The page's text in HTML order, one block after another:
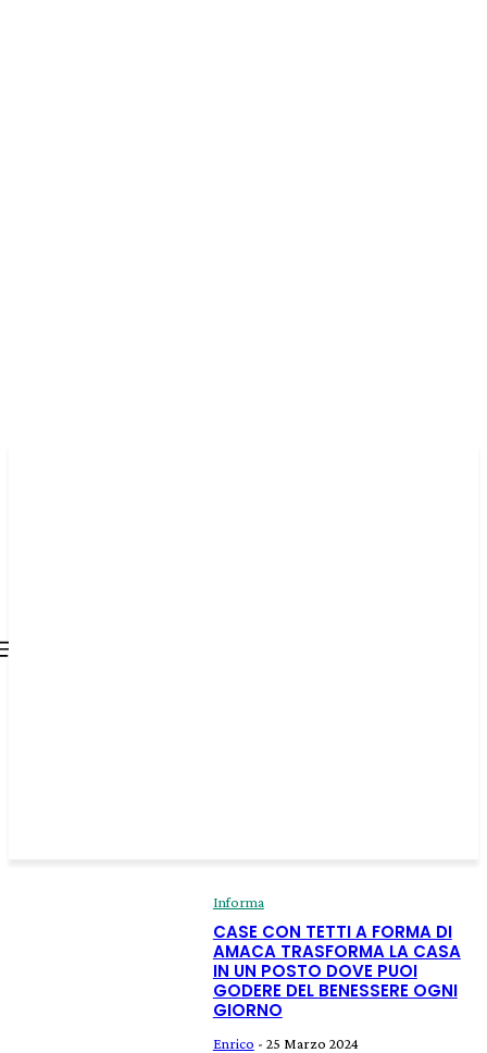
Informa
CASE CON TETTI A FORMA DI
AMACA TRASFORMA LA CASA
IN UN POSTO DOVE PUOI
GODERE DEL BENESSERE OGNI
GIORNO
Enrico - 25 Marzo 2024